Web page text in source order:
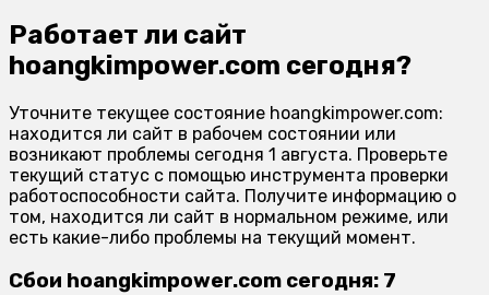
Работает ли сайт
hoangkimpower.com сегодня?
Уточните текущее состояние hoangkimpower.com:
находится ли сайт в рабочем состоянии или
возникают проблемы сегодня 1 августа. Проверьте
текущий статус с помощью инструмента проверки
работоспособности сайта. Получите информацию о
том, находится ли сайт в нормальном режиме, или
есть какие-либо проблемы на текущий момент.
Сбои hoangkimpower.com сегодня: 7